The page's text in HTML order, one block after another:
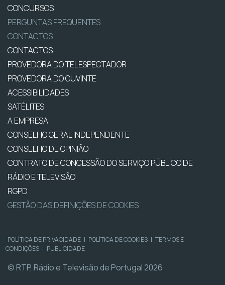
CONCURSOS
PERGUNTAS FREQUENTES
CONTACTOS
CONTACTOS
PROVEDORA DO TELESPECTADOR
PROVEDORA DO OUVINTE
ACESSIBILIDADES
SATÉLITES
A EMPRESA
CONSELHO GERAL INDEPENDENTE
CONSELHO DE OPINIÃO
CONTRATO DE CONCESSÃO DO SERVIÇO PÚBLICO DE
RÁDIO E TELEVISÃO
RGPD
GESTÃO DAS DEFINIÇÕES DE COOKIES
POLÍTICA DE PRIVACIDADE | POLÍTICA DE COOKIES | TERMOS E
CONDIÇÕES | PUBLICIDADE
© RTP, Rádio e Televisão de Portugal 2026